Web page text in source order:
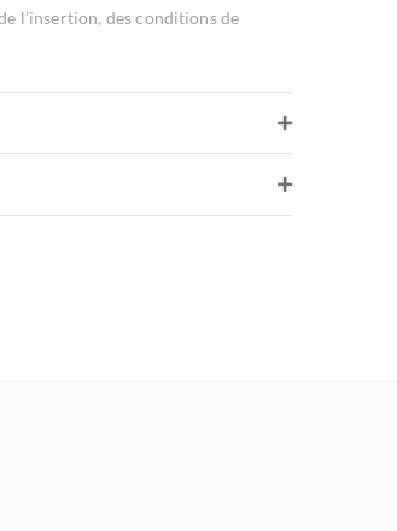
l’insertion, des conditions de